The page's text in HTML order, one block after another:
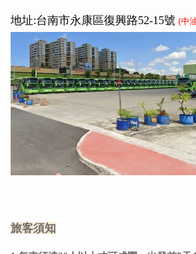
地址:台南市永康區復興路52-15號 (中
旅客須知